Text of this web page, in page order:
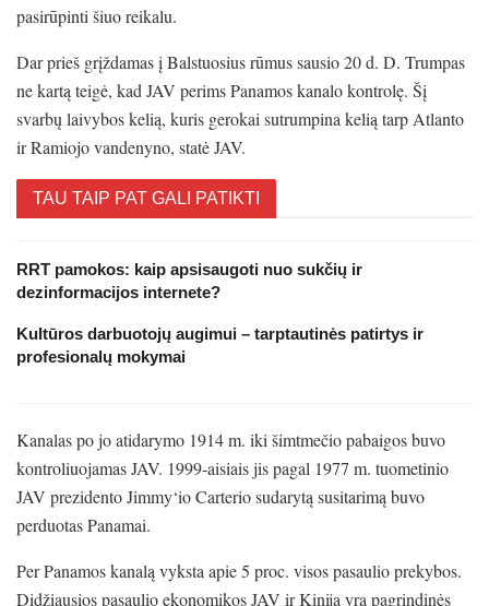
pasirūpinti šiuo reikalu.
Dar prieš grįždamas į Balstuosius rūmus sausio 20 d. D. Trumpas
ne kartą teigė, kad JAV perims Panamos kanalo kontrolę. Šį
svarbų laivybos kelią, kuris gerokai sutrumpina kelią tarp Atlanto
ir Ramiojo vandenyno, statė JAV.
TAU TAIP PAT GALI PATIKTI
RRT pamokos: kaip apsisaugoti nuo sukčių ir
dezinformacijos internete?
Kultūros darbuotojų augimui – tarptautinės patirtys ir
profesionalų mokymai
Kanalas po jo atidarymo 1914 m. iki šimtmečio pabaigos buvo
kontroliuojamas JAV. 1999-aisiais jis pagal 1977 m. tuometinio
JAV prezidento Jimmy‘io Carterio sudarytą susitarimą buvo
perduotas Panamai.
Per Panamos kanalą vyksta apie 5 proc. visos pasaulio prekybos.
Didžiausios pasaulio ekonomikos JAV ir Kinija yra pagrindinės